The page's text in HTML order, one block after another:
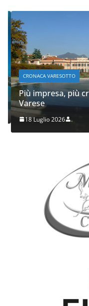
CRONACA VARESOTTO
Più impresa, più
Varese
18 Luglio 2026 .